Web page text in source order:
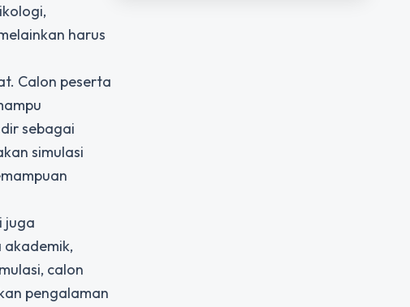
harus
Calon peserta
sebagai
simulasi
juga
calon
pengalaman